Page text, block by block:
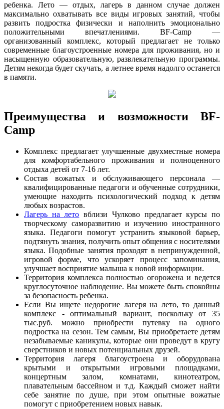
ребенка. Лето — отдых, лагерь в данном случае должен
максимально охватывать все виды игровых занятий, чтобы
развить подростка физически и наполнить эмоционально
положительными впечатлениями. BF-Camp —
организованный комплекс, который предлагает не только
современные благоустроенные номера для проживания, но и
насыщенную образовательную, развлекательную программы.
Детям некогда будет скучать, а летнее время надолго останется
в памяти.
Преимущества и возможности BF-
Camp
Комплекс предлагает улучшенные двухместные номера
для комфортабельного проживания и полноценного
отдыха детей от 7-16 лет.
Состав вожатых и обслуживающего персонала —
квалифицированные педагоги и обученные сотрудники,
умеющие находить психологический подход к детям
любых возрастов.
Лагерь на лето вблизи Чулково предлагает курсы по
творческому саморазвитию и изучению иностранного
языка. Педагоги помогут устранить языковой барьер,
подтянуть знания, получить опыт общения с носителями
языка. Подобные занятия проходят в непринужденной,
игровой форме, что ускоряет процесс запоминания,
улучшает восприятие малыша к новой информации.
Территория комплекса полностью огорожена и ведется
круглосуточное наблюдение. Вы можете быть спокойны
за безопасность ребенка.
Если Вы ищете недорогие лагеря на лето, то данный
комплекс - оптимальный вариант, поскольку от 35
тыс.руб. можно приобрести путевку на одного
подростка на сезон. Тем самым, Вы приобретаете детям
незабываемые каникулы, которые они проведут в кругу
сверстников и новых потенциальных друзей.
Территория лагеря благоустроена и оборудована
крытыми и открытыми игровыми площадками,
концертным залом, комнатами, кинотеатром,
плавательным бассейном и т.д. Каждый сможет найти
себе занятие по душе, при этом опытные вожатые
помогут с приобретением новых навык.